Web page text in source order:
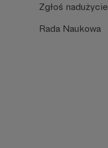
Zgłoś nadużycie
Rada Naukowa